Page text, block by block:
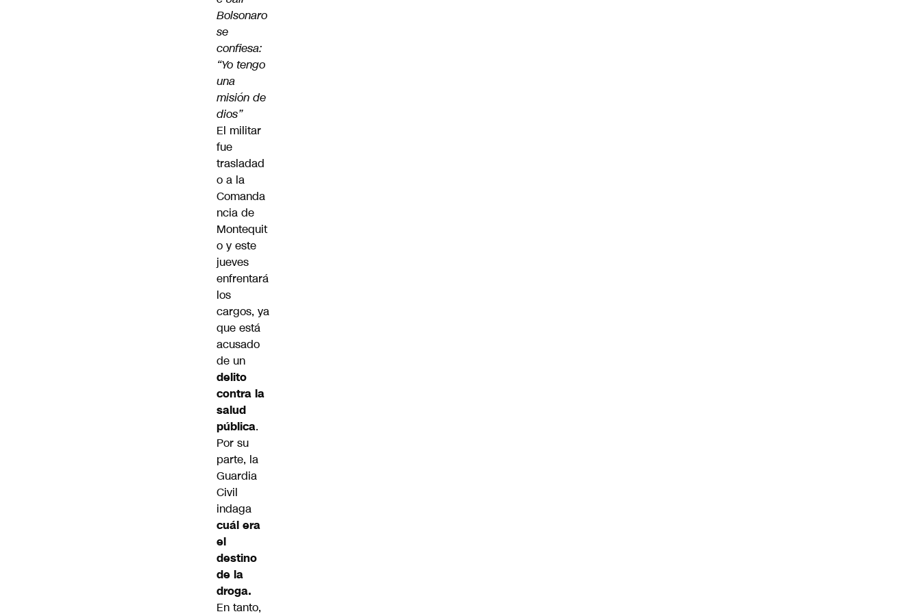
Bolsonaro
se
confiesa:
“Yo tengo
una
misión de
dios”
El militar
fue
trasladad
o a la
Comanda
ncia de
Montequit
o y este
jueves
enfrentará
los
cargos, ya
que está
acusado
de un
delito
contra la
salud
pública.
Por su
parte, la
Guardia
Civil
indaga
cuál era
el
destino
de la
droga.
En tanto,